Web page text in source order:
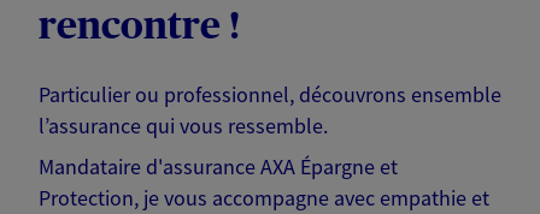
rencontre !
Particulier ou professionnel, découvrons ensemble
l’assurance qui vous ressemble.
Mandataire d'assurance AXA Épargne et
Protection, je vous accompagne avec empathie et